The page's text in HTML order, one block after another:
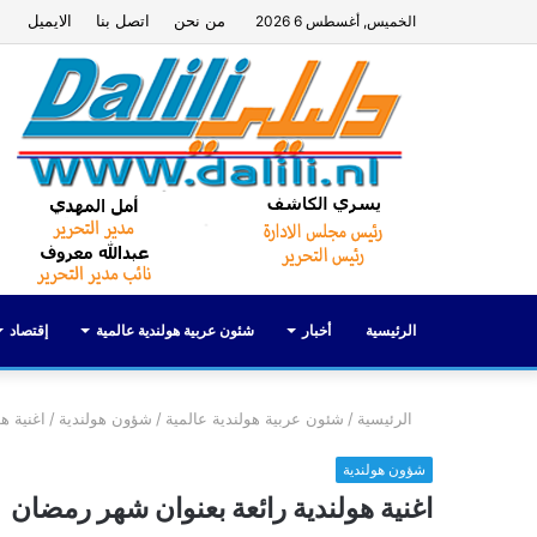
الخميس, أغسطس 6 2026 من نحن اتصل بنا الايميل
الرئيسية أخبار شئون عربية هولندية عالمية إقتصاد
الرئيسية / شئون عربية هولندية عالمية / شؤون هولندية / اغنية
شؤون هولندية
اغنية هولندية رائعة بعنوان شهر رمضان